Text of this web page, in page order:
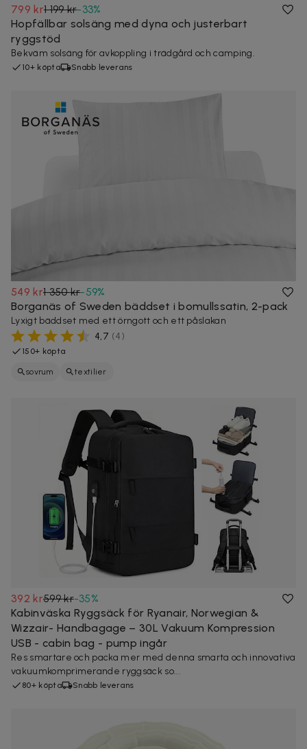
799 kr1 199 kr-33%
Hopfällbar solsäng med dyna och justerbart
ryggstöd
Bekväm solsäng för avkoppling i trädgård och camping.
10+ köpta Snabb leverans
549 kr1 350 kr-59%
Borganäs of Sweden bäddset i bomullssatin, 2-pack
Lyxigt bäddset med ett örngott och ett påslakan
4,7 (4)
150+ köpta
sovrum textilier
392 kr599 kr-35%
Kabinväska Ryggsäck för Ryanair, Norwegian &
Wizzair- Handbagage – 30L Vakuum Kompression
USB - cabin bag - pump ingår
Res smartare och packa mer med denna smarta och innovativa
vakuumkomprimerande ryggsäck so...
80+ köpta Snabb leverans